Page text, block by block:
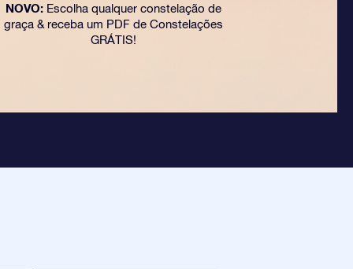
NOVO:Escolha qualquer constelação de
graça & receba um PDF de Constelações
GRÁTIS!